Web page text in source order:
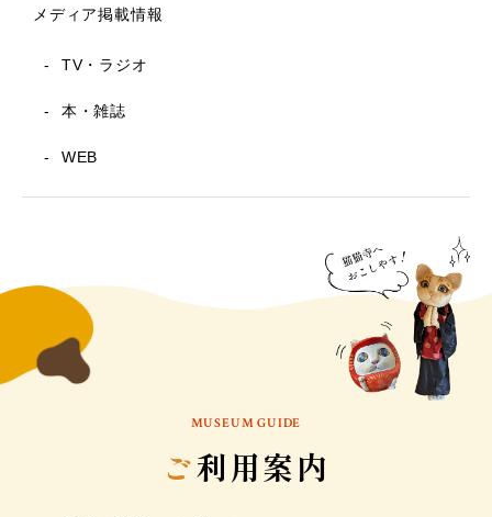
メディア掲載情報
TV・ラジオ
本・雑誌
WEB
MUSEUM GUIDE
ご 利用案内